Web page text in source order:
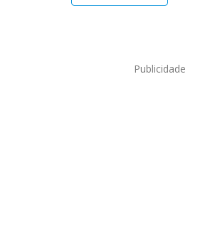
Publicidade